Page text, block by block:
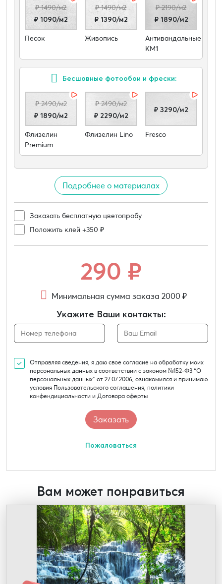
₽ 1490/м2
₽ 1090/м2
Песок
₽ 1490/м2
₽ 1390/м2
Живопись
₽ 2190/м2
₽ 1890/м2
Антивандальные
КМ1
Бесшовные фотообои и фрески:
₽ 2490/м2
₽ 1890/м2
Флизелин
Premium
₽ 2490/м2
₽ 2290/м2
Флизелин Lino
₽ 3290/м2
Fresco
Подробнее о материалах
Заказать бесплатную цветопробу
Положить клей +350 ₽
290 ₽
Минимальная сумма заказа 2000 ₽
Укажите Ваши контакты:
Отправляя сведения, я даю свое согласие на обработку моих
персональных данных в соответствии с законом №152-Ф3 “О
персональных данных” от 27.07.2006, ознакомился и принимаю
условия Пользовательского соглашения, политики
конфендициальности и Договора оферты
Пожаловаться
Вам может понравиться